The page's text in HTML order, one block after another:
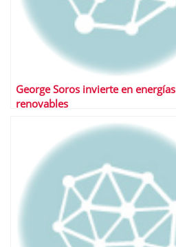
George Soros invierte en energías
renovables